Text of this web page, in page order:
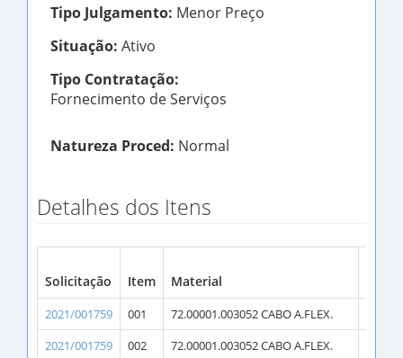
Tipo Julgamento: Menor Preço
Situação: Ativo
Tipo Contratação:
Fornecimento de Serviços
Natureza Proced: Normal
Detalhes dos Itens
Solicitação Item Material
2021/001759 001 72.00001.003052 CABO A.FLEX.
2021/001759
002 72.00001.003052 CABO A.FLEX.